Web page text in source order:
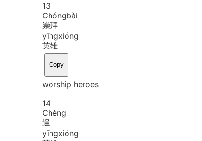
13
Chóngbài
崇拜
yīngxióng
英雄
Copy
worship heroes
14
Chěng
逞
yīngxióng